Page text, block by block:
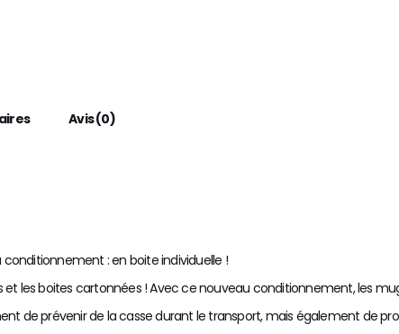
Avis (0)
: en boite individuelle !
les boites cartonnées ! Avec ce nouveau conditionnement, les
de prévenir de la casse durant le transport, mais également de